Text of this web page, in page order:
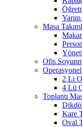
Masa
Ofis
2 Li
4 Lü
Toplantı
Kare
Oval